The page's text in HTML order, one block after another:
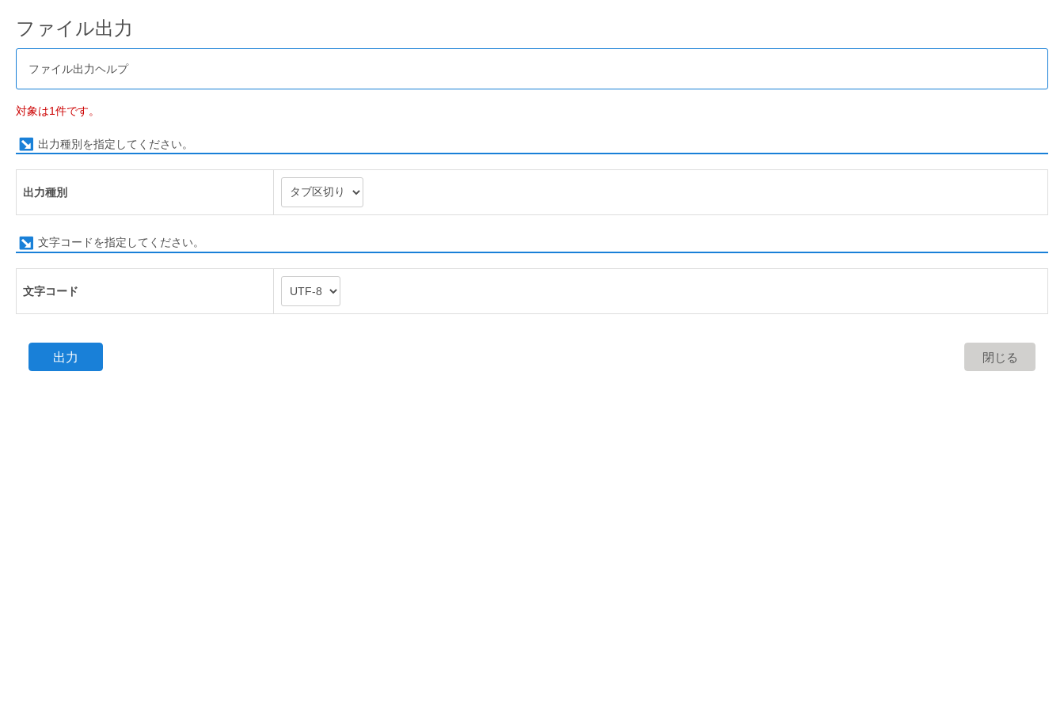
ファイル出力
ファイル出力ヘルプ
対象は1件です。
出力種別を指定してください。
出力種別
文字コードを指定してください。
文字コード